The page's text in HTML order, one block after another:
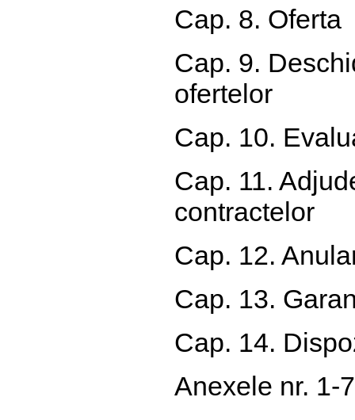
Cap. 8. Oferta
Cap. 9.
ofertelor
Cap. 10.
Cap. 11.
contractelor
Cap. 12.
Cap. 13.
Cap. 14.
Anexele nr. 1-7